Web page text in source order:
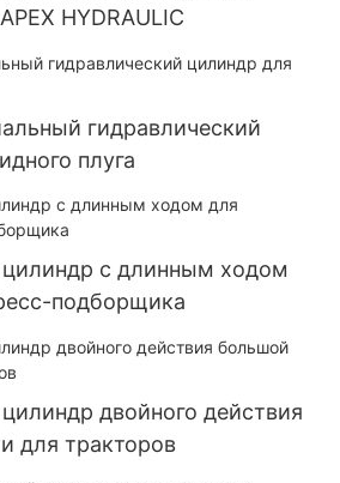
HYDRAULIC
гидравлический
плуга
цилиндр с длинным ходом
подборщика
двойного действия
для тракторов